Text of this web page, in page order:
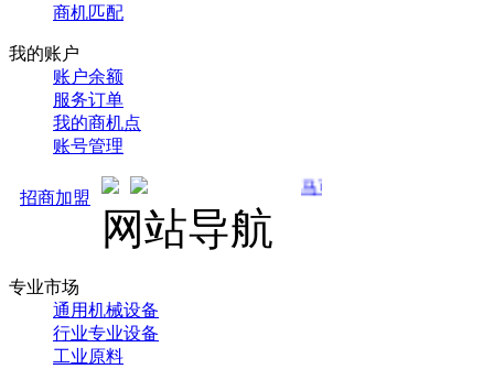
商机匹配
我的账户
账户余额
服务订单
我的商机点
账号管理
招商加盟
马可直通车开启预售！全新推广
网站导航
专业市场
通用机械设备
行业专业设备
工业原料